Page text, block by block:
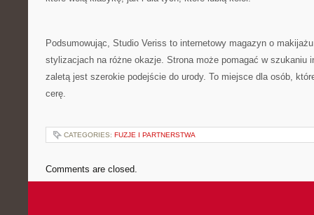
Podsumowując, Studio Veriss to internetowy magazyn o
stylizacjach na różne okazje. Strona może pomagać w szukaniu
zaletą jest szerokie podejście do urody. To miejsce dla osób,
cerę.
CATEGORIES: FUZJE I PARTNERSTWA
Comments are closed.